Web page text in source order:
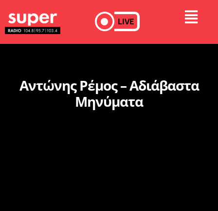
LIVE
Αντώνης Ρέμος – Αδιάβαστα
Μηνύματα